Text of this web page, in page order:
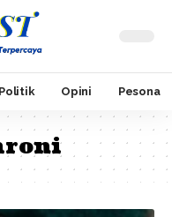
Politik Opini Pesona